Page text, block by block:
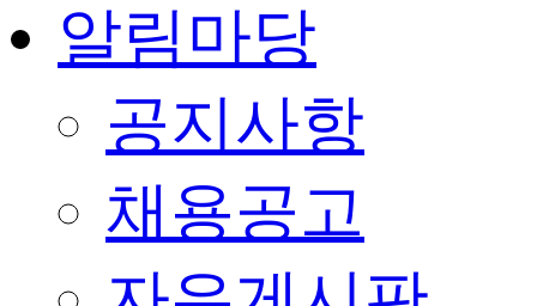
알림마당
공지사항
채용공고